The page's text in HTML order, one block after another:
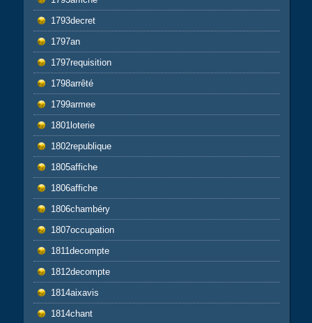
1793decret
1797an
1797requisition
1798arrêté
1799armee
1801loterie
1802republique
1805affiche
1806affiche
1806chambéry
1807occupation
1811decompte
1812decompte
1814aixavis
1814chant